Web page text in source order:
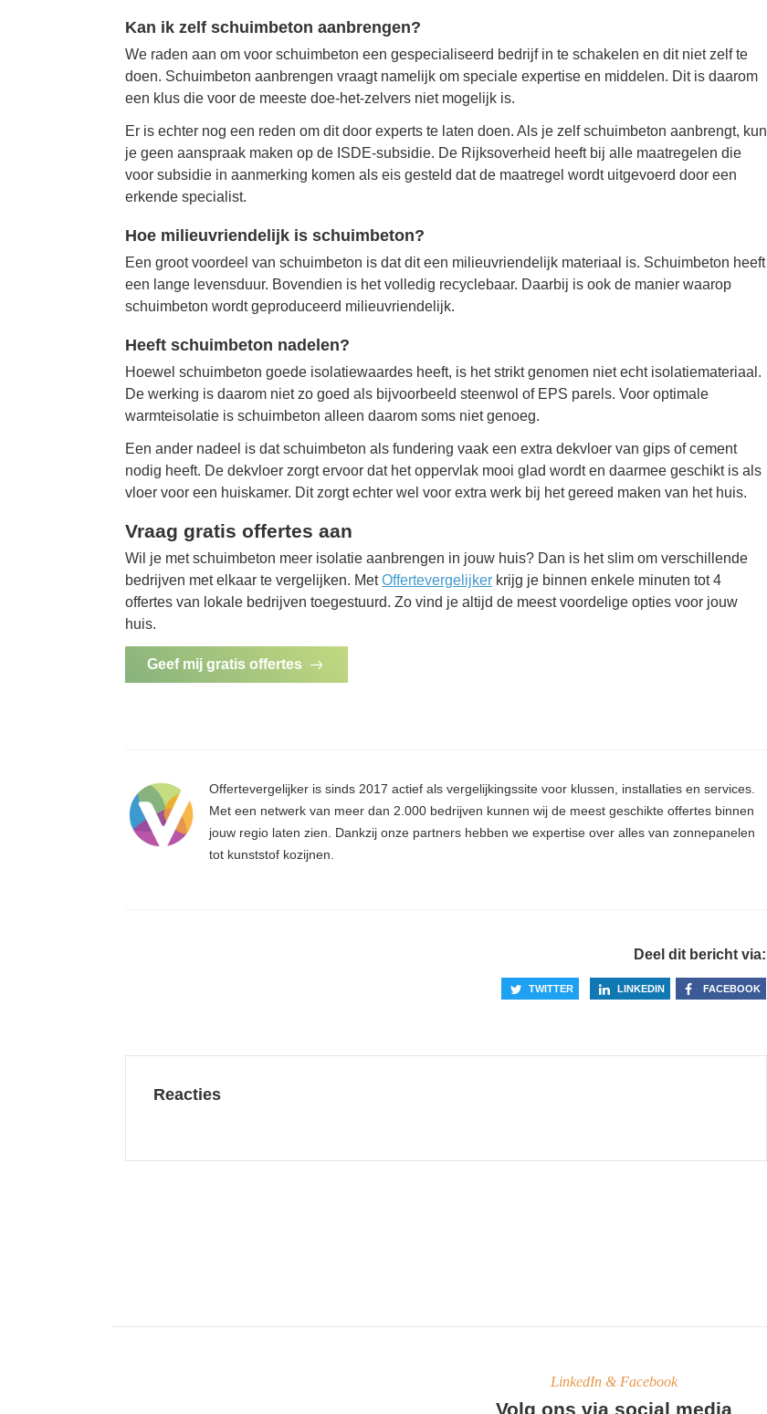
Kan ik zelf schuimbeton aanbrengen?
We raden aan om voor schuimbeton een gespecialiseerd bedrijf in te schakelen en dit niet zelf te
doen. Schuimbeton aanbrengen vraagt namelijk om speciale expertise en middelen. Dit is daarom
een klus die voor de meeste doe-het-zelvers niet mogelijk is.
Er is echter nog een reden om dit door experts te laten doen. Als je zelf schuimbeton aanbrengt, kun
je geen aanspraak maken op de ISDE-subsidie. De Rijksoverheid heeft bij alle maatregelen die
voor subsidie in aanmerking komen als eis gesteld dat de maatregel wordt uitgevoerd door een
erkende specialist.
Hoe milieuvriendelijk is schuimbeton?
Een groot voordeel van schuimbeton is dat dit een milieuvriendelijk materiaal is. Schuimbeton heeft
een lange levensduur. Bovendien is het volledig recyclebaar. Daarbij is ook de manier waarop
schuimbeton wordt geproduceerd milieuvriendelijk.
Heeft schuimbeton nadelen?
Hoewel schuimbeton goede isolatiewaardes heeft, is het strikt genomen niet echt isolatiemateriaal.
De werking is daarom niet zo goed als bijvoorbeeld steenwol of EPS parels. Voor optimale
warmteisolatie is schuimbeton alleen daarom soms niet genoeg.
Een ander nadeel is dat schuimbeton als fundering vaak een extra dekvloer van gips of cement
nodig heeft. De dekvloer zorgt ervoor dat het oppervlak mooi glad wordt en daarmee geschikt is als
vloer voor een huiskamer. Dit zorgt echter wel voor extra werk bij het gereed maken van het huis.
Vraag gratis offertes aan
Wil je met schuimbeton meer isolatie aanbrengen in jouw huis? Dan is het slim om verschillende
bedrijven met elkaar te vergelijken. MetOffertevergelijker krijg je binnen enkele minuten tot 4
offertes van lokale bedrijven toegestuurd. Zo vind je altijd de meest voordelige opties voor jouw
huis.
Geef mij gratis offertes
Offertevergelijker is sinds 2017 actief als vergelijkingssite voor klussen, installaties en services.
Met een netwerk van meer dan 2.000 bedrijven kunnen wij de meest geschikte offertes binnen
jouw regio laten zien. Dankzij onze partners hebben we expertise over alles van zonnepanelen
tot kunststof kozijnen.
Deel dit bericht via:
FACEBOOK
LINKEDIN
TWITTER
Reacties
LinkedIn & Facebook
Volg ons via social media